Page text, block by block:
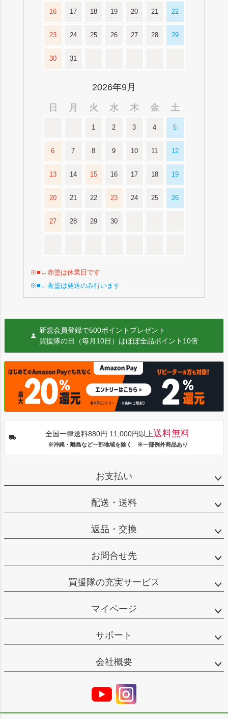
16 17 18 19 20 21 22
23 24 25 26 27 28 29
30 31
2026年9月
日
月 火 水 木 金 土
1 2 3 4 5
6 7 8 9 10 11 12
13 14 15 16 17 18 19
20 21 22 23 24 25 26
27 28 29 30
※■←赤塗は休業日です
※■←青塗は発送のみ行います
新規会員登録で500ポイントプレゼント
買援隊の日（毎月10日）はほぼ全品ポイント10倍
全国一律送料880円 11,000円以上送料無料
※沖縄・離島など一部地域を除く ※一部例外商品あり
お支払い
配送・送料
返品・交換
お問合せ先
買援隊の充実サービス
マイページ
サポート
会社概要